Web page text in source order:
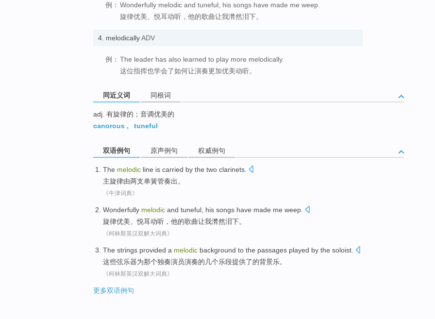
例： Wonderfully melodic and tuneful, his songs have made me weep.
旋律优美、悦耳动听，他的歌曲让我潸然泪下。
4. melodicallyADV
例： The leader has also learned to play more melodically.
这位指挥也学会了如何让演奏更加优美动听。
同近义词 同根词
adj. 有旋律的；音调优美的
canorous , tuneful
双语例句 原声例句 权威例句
The melodic line is carried by the two clarinets
主旋律由两支单簧管奏出 。
《牛津词典》
Wonderfully melodic and tuneful his songs have made me weep
旋律优美、悦耳动听 ， 他的歌曲让我潸然泪下。
《柯林斯英汉双解大词典》
The strings provided a melodic background to the passages played by the soloist
这些弦乐器为那个独奏演员演奏的 几个乐段提供了的背景乐。
《柯林斯英汉双解大词典》
更多双语例句